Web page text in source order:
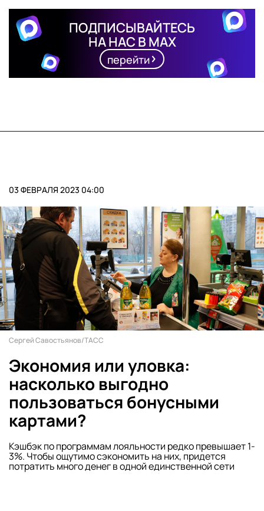
ПОДПИСЫВАЙТЕСЬ
НА НАС В MAX
перейти
03 ФЕВРАЛЯ 2023 04:00
Сергей Савостьянов/ТАСС
Экономия или уловка:
насколько выгодно
пользоваться бонусными
картами?
Кэшбэк по программам лояльности редко превышает 1-
3%. Чтобы ощутимо сэкономить на них, придется
потратить много денег в одной единственной сети